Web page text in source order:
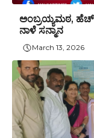
ಅಂಬ್ರಯ್ಯಮಠ,
ನಾಳೆ ಸನ್ಮಾನ
March 13, 2026